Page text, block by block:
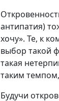
антипатия)
хочу». Те, к
выбор такой
такая
таким
Будучи